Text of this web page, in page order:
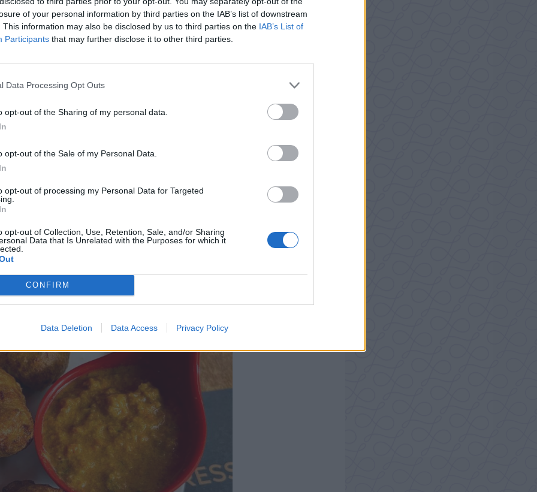
of your personal information by third parties on the IAB’s list of downstream
This information may also be disclosed by us to third parties on the IAB’s List of
Participants that may further disclose it to other third parties.
Data Processing Opt Outs
opt-out of the Sharing of my personal data.
opt-out of the Sale of my Personal Data.
opt-out of processing my Personal Data for Targeted
opt-out of Collection, Use, Retention, Sale, and/or Sharing
Data that Is Unrelated with the Purposes for which it
CONFIRM
Data Deletion Data Access Privacy Policy
åkte in till närmaste byn, vi fick tipset att
och det var så himla trevligt.